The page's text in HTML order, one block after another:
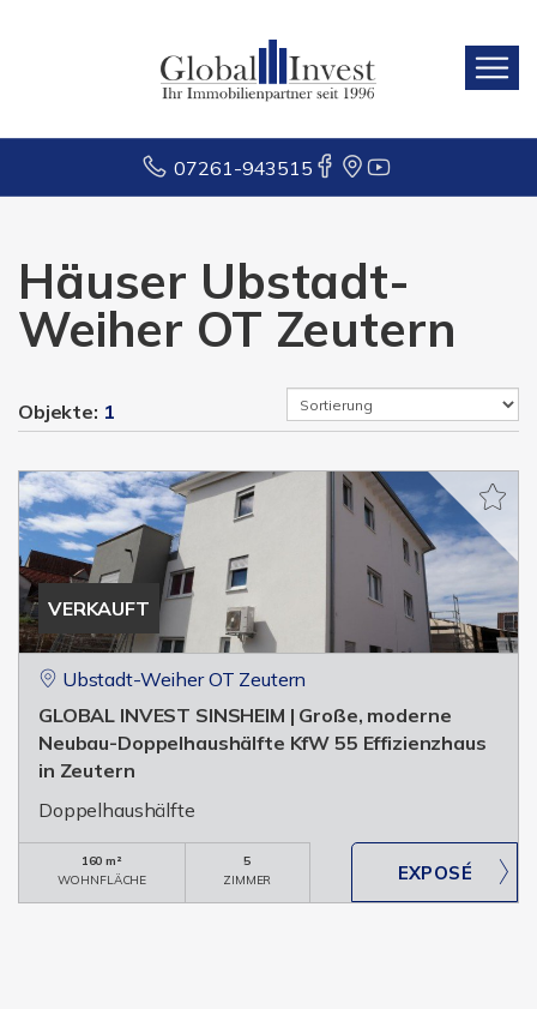
07261-943515
Häuser Ubstadt-
Weiher OT Zeutern
Objekte: 1
VERKAUFT
Ubstadt-Weiher OT Zeutern
GLOBAL INVEST SINSHEIM | Große, moderne
Neubau-Doppelhaushälfte KfW 55 Effizienzhaus
in Zeutern
Doppelhaushälfte
160 m²
WOHNFLÄCHE
5
ZIMMER